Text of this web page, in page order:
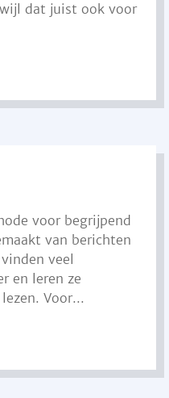
dat juist ook voor
voor begrijpend
van berichten
veel
en leren ze
Voor...